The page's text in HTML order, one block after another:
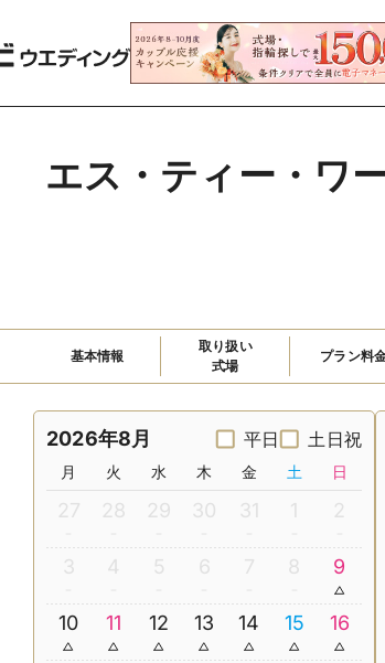
エス・ティー・ワ
基本情報
取り扱い
式場
プラン料
2026年8月 平日 土日祝
月 火 水 木 金 土 日
27 28 29 30 31 1 2
3 4 5 6 7 8 9
10 11 12 13 14 15 16